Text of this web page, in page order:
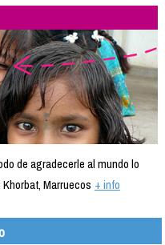
de agradecerle al mundo lo
Marruecos + info